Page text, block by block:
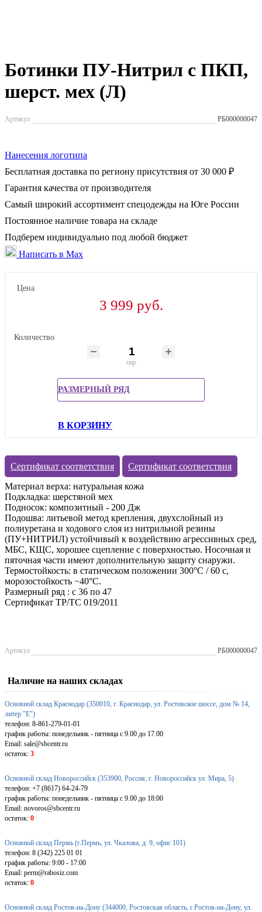
Ботинки ПУ-Нитрил с ПКП,
шерст. мех (Л)
Артикул РБ000000047
Нанесения логотипа
Бесплатная доставка по региону присутствия от 30 000 ₽
Гарантия качества от производителя
Самый широкий ассортимент спецодежды на Юге России
Постоянное наличие товара на складе
Подберем индивидуально под любой бюджет
Написать в Max
Цена
3 999 руб.
Количество
пар
РАЗМЕРНЫЙ РЯД
В КОРЗИНУ
Сертификат соответствия
Сертификат соответствия
Материал верха: натуральная кожа
Подкладка: шерстяной мех
Подносок: композитный - 200 Дж
Подошва: литьевой метод крепления, двухслойный из
полиуретана и ходового слоя из нитрильной резины
(ПУ+НИТРИЛ) устойчивый к воздействию агрессивных сред,
МБС, КЩС, хорошее сцепление с поверхностью. Носочная и
пяточная части имеют дополнительную защиту снаружи.
Термостойкость: в статическом положении 300°С / 60 с,
морозостойкость −40°С.
Размерный ряд : с 36 по 47
Сертификат ТР/ТС 019/2011
Артикул РБ000000047
Наличие на наших складах
Основной склад Краснодар (350010, г. Краснодар, ул. Ростовское шоссе, дом № 14,
литер "Е")
телефон: 8-861-279-01-01
график работы: понедельник - пятница с 9.00 до 17.00
Email: sale@sbcentr.ru
остаток: 3
Основной склад Новороссийск (353900, Россия, г. Новороссийск ул. Мира, 5)
телефон: +7 (8617) 64-24-79
график работы: понедельник - пятница с 9.00 до 18:00
Email: novoros@sbcentr.ru
остаток: 0
Основной склад Пермь (г.Пермь, ул. Чкалова, д. 9, офис 101)
телефон: 8 (342) 225 01 01
график работы: 9:00 - 17:00
Email: perm@rabosiz.com
остаток: 0
Основной склад Ростов-на-Дону (344000, Ростовская область, г.Ростов-на-Дону, ул.